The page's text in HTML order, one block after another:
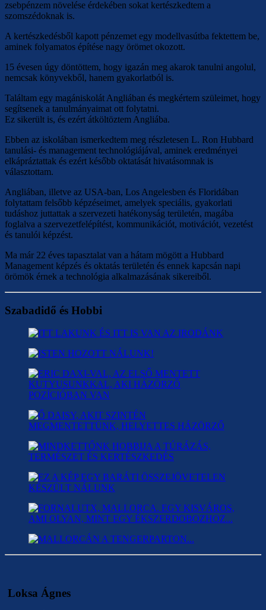
zsebpénzem növelése érdekében sokat kertészkedtem a
szomszédoknak is.
A kertészkedésből kapott pénzemet egy modellvasútba fektettem be,
aminek folyamatos építése nagy örömet okozott.
15 évesen úgy döntöttem, hogy igazán meg akarok tanulni angolul,
nemcsak könyvekből, hanem gyakorlatból is.
Találtam egy magániskolát Angliában és megkértem szüleimet, hogy
segítsenek a tanulmányaimat ott folytatni.
Ez sikerült is, és ezért átköltöztem Angliába.
Ebben az iskolában ismerkedtem meg részletesen L. Ron Hubbard
tanulási- és management technológiájával, aminek eredményei
elkápráztattak és ezért később oktatását hivatásomnak is
választottam.
Angliában, illetve az USA-ban, Los Angelesben és Floridában
folytattam felsőbb képzéseimet, amelyek speciális, gyakorlati
tudáshoz juttattak a szervezeti hatékonyság területén, magába
foglalva a szervezetfelépítést, kommunikációt, motivációt, vezetést
és tanulói képzést.
Ma már 22 éves tapasztalat van a hátam mögött a Hubbard
Management képzés és oktatás területén és ennek kapcsán napi
örömök érnek a technológia alkalmazásának sikereiből.
Szabadidő és Hobbi
Loksa Ágnes